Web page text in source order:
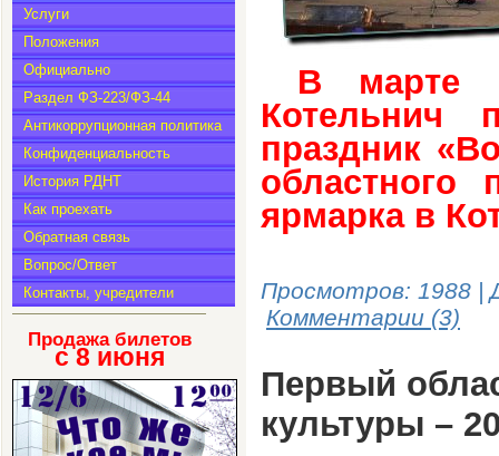
Услуги
Положения
Официально
Раздел ФЗ-223/ФЗ-44
Антикоррупционная политика
Конфиденциальность
История РДНТ
Как проехать
Обратная связь
Вопрос/Ответ
Контакты, учредители
Продажа билетов
с 8 июня
В марте
Котельнич
праздник
областного
ярмарка в
Просмотров: 1988 |
Комментарии (3)
Первый
культуры –